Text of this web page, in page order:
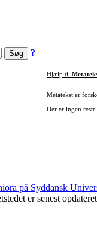
?
Hjælp til
Metatekst er
Der er ingen
er senest